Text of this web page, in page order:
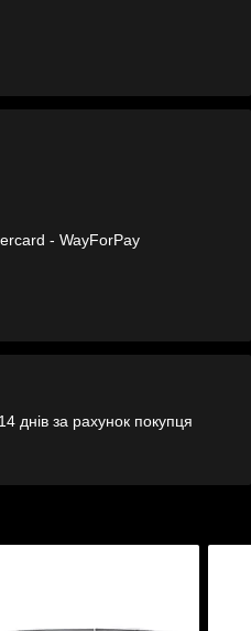
- WayForPay
днів за рахунок покупця